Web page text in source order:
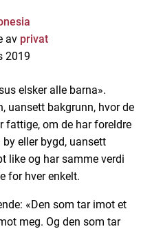
av privat
2019
elsker alle barna».
uansett bakgrunn, hvor de
fattige, om de har foreldre
eller bygd, uansett
like og har samme verdi
for hver enkelt.
«Den som tar imot et
meg. Og den som tar